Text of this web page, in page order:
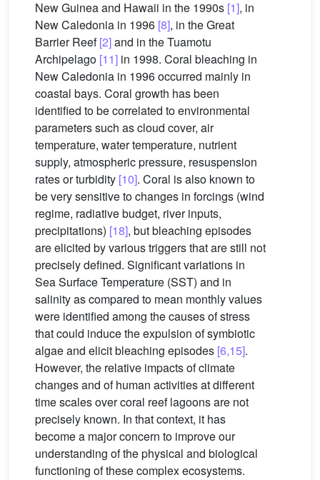
New Guinea and Hawaii in the 1990s [1], in
New Caledonia in 1996 [8], in the Great
Barrier Reef[2]and in the Tuamotu
Archipelago [11] in 1998. Coral bleaching in
New Caledonia in 1996 occurred mainly in
coastal bays. Coral growth has been
identified to be correlated to environmental
parameters such as cloud cover, air
temperature, water temperature, nutrient
supply, atmospheric pressure, resuspension
rates or turbidity [10]. Coral is also known to
be very sensitive to changes in forcings (wind
regime, radiative budget, river inputs,
precipitations) [18], but bleaching episodes
are elicited by various triggers that are still not
precisely defined. Significant variations in
Sea Surface Temperature (SST) and in
salinity as compared to mean monthly values
were identified among the causes of stress
that could induce the expulsion of symbiotic
algae and elicit bleaching episodes [6,15].
However, the relative impacts of climate
changes and of human activities at different
time scales over coral reef lagoons are not
precisely known. In that context, it has
become a major concern to improve our
understanding of the physical and biological
functioning of these complex ecosystems.